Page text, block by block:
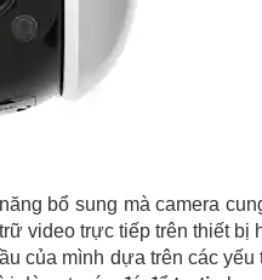
bổ sung mà camera
video trực tiếp trên thiết bị
của mình dựa trên các